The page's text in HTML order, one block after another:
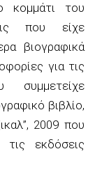
κομμάτι του
που είχε
βιογραφικά
για τις
βιβλίο,
2009 που
εκδόσεις